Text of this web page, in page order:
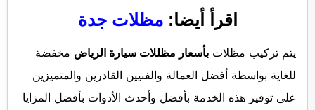
اقرأ أيضا:مظلات جدة
يتم تركيب مظلات بأسعار مظللات سيارة الرياض مخفضة
للغاية بواسطة أفضل العمالة والفنيين القادرين والمتميزين
على توفير هذه الخدمة بأفضل وأحدث الأدوات بأفضل المزايا